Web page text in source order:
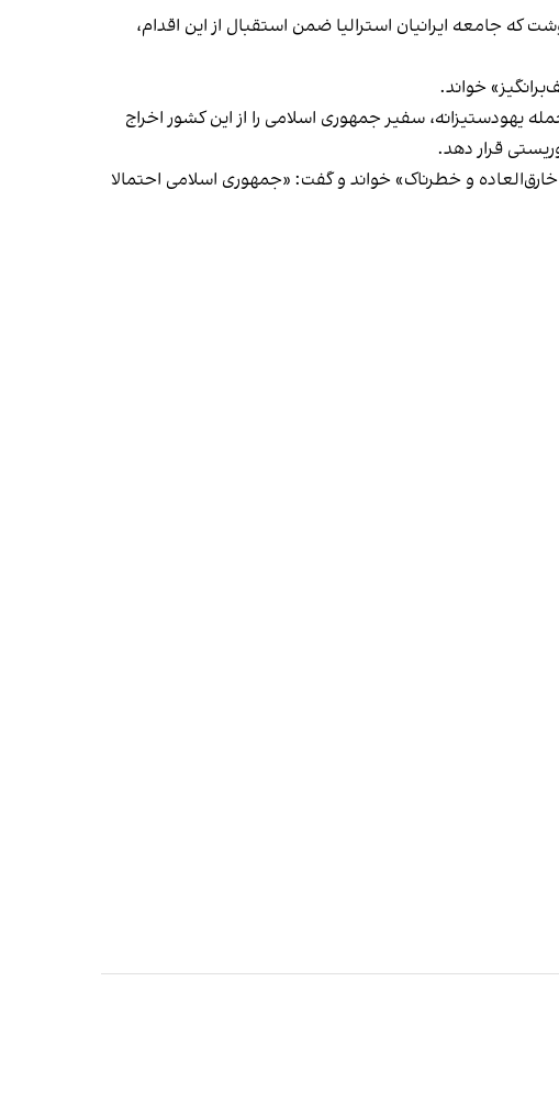
که جامعه ایرانیان استرالیا ضمن استقبال از این اقدام،
خواند.
سفیر جمهوری اسلامی را از این کشور اخراج
قرار دهد.
و خطرناک» خواند و گفت: «جمهوری اسلامی احتمالا